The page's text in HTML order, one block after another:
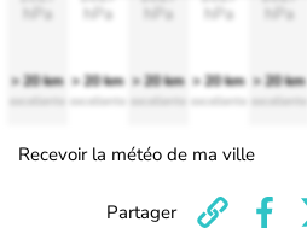
hPa
> 20 km
excellente
hPa
> 20 km
excellente
hPa
> 20 km
excellente
hPa
> 20 km
excellente
hPa
> 20 km
excellente
Recevoir la météo de ma ville
Partager